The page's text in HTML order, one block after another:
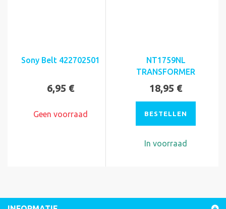
Sony Belt 422702501
6,95 €
Geen voorraad
NT1759NL
TRANSFORMER
18,95 €
BESTELLEN
In voorraad